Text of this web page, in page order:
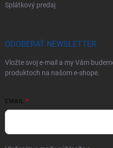
Splátkový predaj
ODOBERAŤ NEWSLETTER
Vložte svoj e-mail a my Vám
produktoch na našom e-shope.
EMAIL